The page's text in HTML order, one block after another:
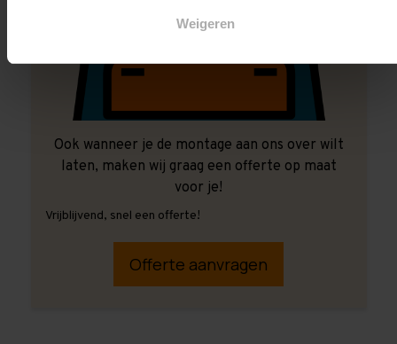
Weigeren
Ook wanneer je de montage aan ons over wilt
laten, maken wij graag een offerte op maat
voor je!
Vrijblijvend, snel een offerte!
Offerte aanvragen